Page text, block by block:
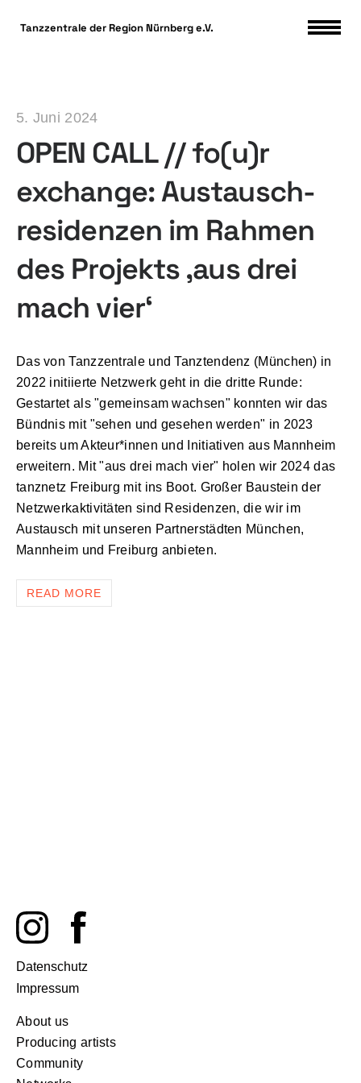
Tanzzentrale der Region Nürnberg e.V.
5. Juni 2024
OPEN CALL // fo(u)r
exchange: Austausch-
residenzen im Rahmen
des Projekts ‚aus drei
mach vier‘
Das von Tanzzentrale und Tanztendenz (München) in
2022 initiierte Netzwerk geht in die dritte Runde:
Gestartet als "gemeinsam wachsen" konnten wir das
Bündnis mit "sehen und gesehen werden" in 2023
bereits um Akteur*innen und Initiativen aus Mannheim
erweitern. Mit "aus drei mach vier" holen wir 2024 das
tanznetz Freiburg mit ins Boot. Großer Baustein der
Netzwerkaktivitäten sind Residenzen, die wir im
Austausch mit unseren Partnerstädten München,
Mannheim und Freiburg anbieten.
READ MORE
Datenschutz
Impressum
About us
Producing artists
Community